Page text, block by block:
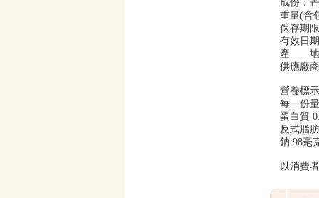
成份：
重量(含
保存期
有效日
產 地
供應廠
營養標示
每一份
蛋白質
反式脂
鈉 98毫
以消費